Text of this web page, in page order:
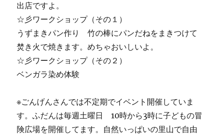
出店ですよ。
☆彡ワークショップ（その１）
うずまきパン作り 竹の棒にパンだねをまきつけて
焚き火で焼きます。めちゃおいしいよ。
☆彡ワークショップ（その２）
ベンガラ染め体験
※ごんげんさんでは不定期でイベント開催していま
す。ふだんは毎週土曜日 10時から3時に子どもの冒
険広場を開催してます。自然いっぱいの里山で自由